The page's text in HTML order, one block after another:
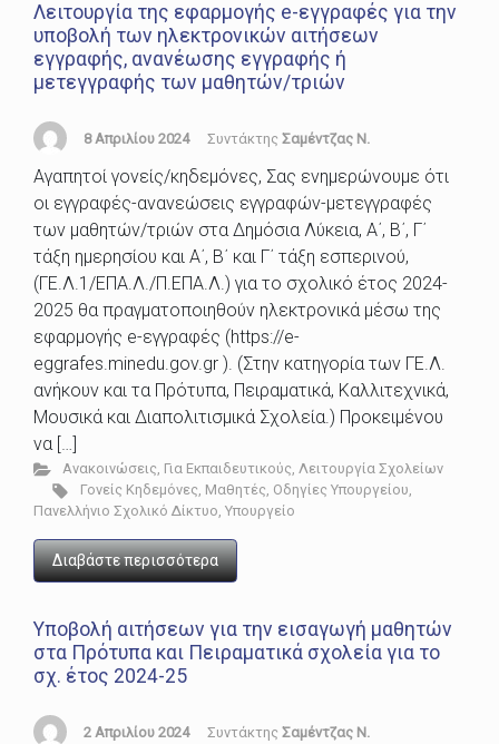
Λειτουργία της εφαρμογής e-εγγραφές για την
υποβολή των ηλεκτρονικών αιτήσεων
εγγραφής, ανανέωσης εγγραφής ή
μετεγγραφής των μαθητών/τριών
8 Απριλίου 2024 Συντάκτης Σαμέντζας Ν.
Αγαπητοί γονείς/κηδεμόνες, Σας ενημερώνουμε ότι
οι εγγραφές-ανανεώσεις εγγραφών-μετεγγραφές
των μαθητών/τριών στα Δημόσια Λύκεια, Α΄, Β΄, Γ΄
τάξη ημερησίου και Α΄, Β΄ και Γ΄ τάξη εσπερινού,
(ΓΕ.Λ.1/ΕΠΑ.Λ./Π.ΕΠΑ.Λ.) για το σχολικό έτος 2024-
2025 θα πραγματοποιηθούν ηλεκτρονικά μέσω της
εφαρμογής e-εγγραφές (https://e-
eggrafes.minedu.gov.gr ). (Στην κατηγορία των ΓΕ.Λ.
ανήκουν και τα Πρότυπα, Πειραματικά, Καλλιτεχνικά,
Μουσικά και Διαπολιτισμικά Σχολεία.) Προκειμένου
να […]
Ανακοινώσεις, Για Εκπαιδευτικούς, Λειτουργία Σχολείων
Γονείς Κηδεμόνες, Μαθητές, Οδηγίες Υπουργείου,
Πανελλήνιο Σχολικό Δίκτυο, Υπουργείο
Διαβάστε περισσότερα
Υποβολή αιτήσεων για την εισαγωγή μαθητών
στα Πρότυπα και Πειραματικά σχολεία για το
σχ. έτος 2024-25
2 Απριλίου 2024 Συντάκτης Σαμέντζας Ν.